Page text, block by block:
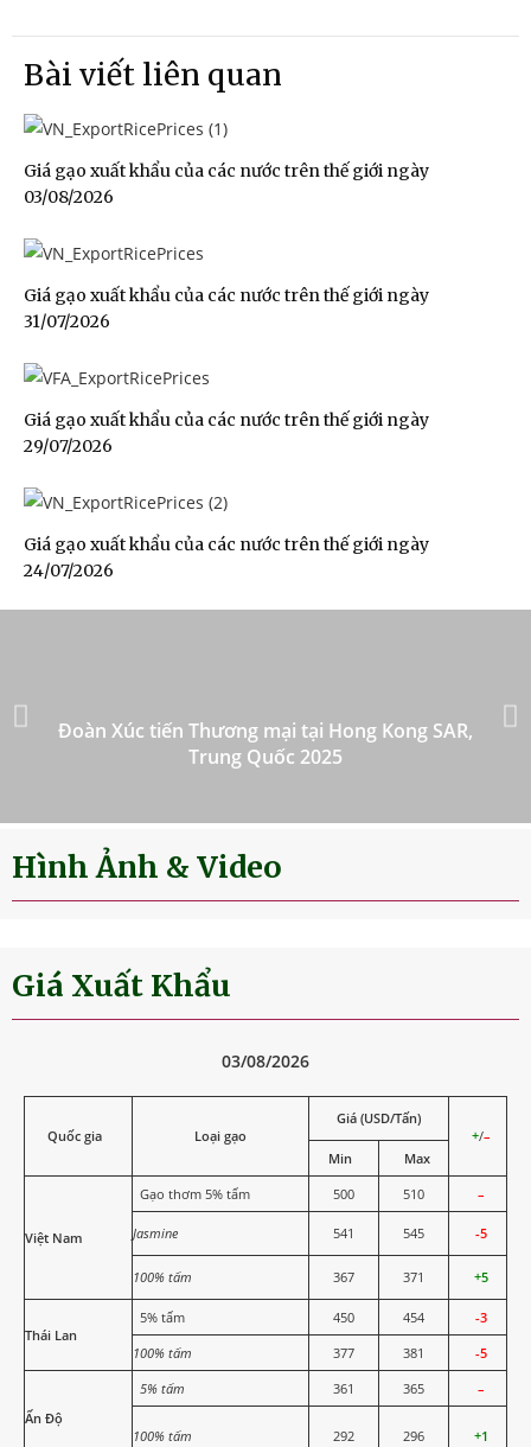
Bài viết liên quan
Giá gạo xuất khẩu của các nước trên thế giới ngày
03/08/2026
Giá gạo xuất khẩu của các nước trên thế giới ngày
31/07/2026
Giá gạo xuất khẩu của các nước trên thế giới ngày
29/07/2026
Giá gạo xuất khẩu của các nước trên thế giới ngày
24/07/2026
Đoàn Xúc tiến Thương mại tại Hong Kong SAR,
Trung Quốc 2025
Hình Ảnh & Video
Giá Xuất Khẩu
03/08/2026
Quốc gia Loại gạo
Giá (USD/Tấn)
+/–
Min
Max
Việt Nam
Gạo thơm 5% tấm 500 510 –
Jasmine 541 545 -5
100% tấm 367 371 +5
Thái Lan
5% tấm 450 454
-3
100% tấm
377 381 -5
Ấn Độ
5% tấm 361 365 –
100% tấm 292 296 +1